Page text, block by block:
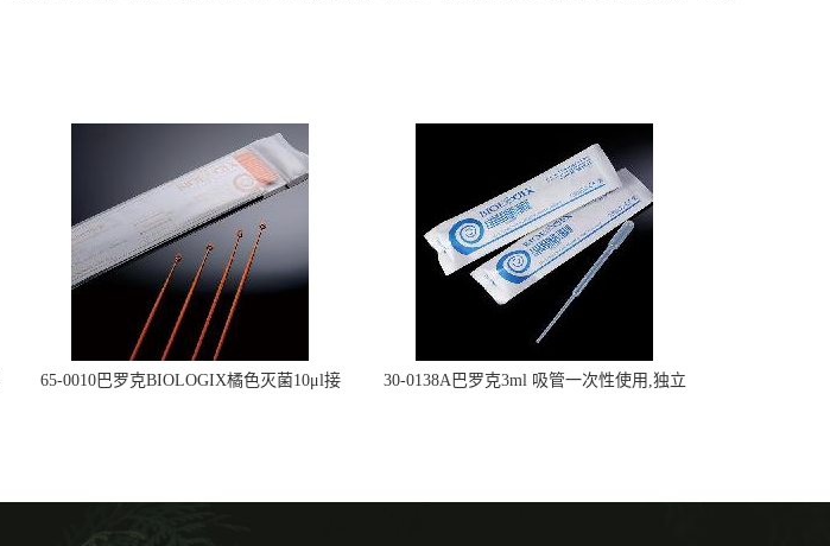
65-0010巴罗克BIOLOGIX橘色灭菌10μl接
30-0138A巴罗克3ml 吸管一次性使用,独立